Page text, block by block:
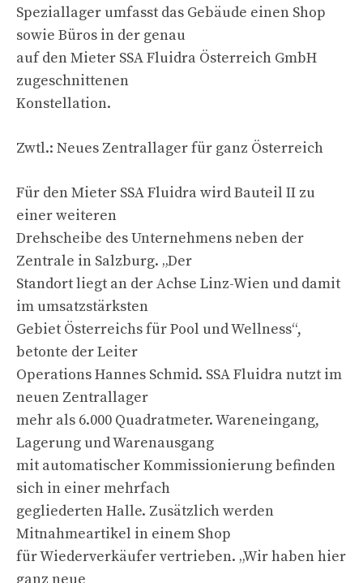
Speziallager umfasst das Gebäude einen Shop
sowie Büros in der genau
auf den Mieter SSA Fluidra Österreich GmbH
zugeschnittenen
Konstellation.
Zwtl.: Neues Zentrallager für ganz Österreich
Für den Mieter SSA Fluidra wird Bauteil II zu
einer weiteren
Drehscheibe des Unternehmens neben der
Zentrale in Salzburg. „Der
Standort liegt an der Achse Linz-Wien und damit
im umsatzstärksten
Gebiet Österreichs für Pool und Wellness“,
betonte der Leiter
Operations Hannes Schmid. SSA Fluidra nutzt im
neuen Zentrallager
mehr als 6.000 Quadratmeter. Wareneingang,
Lagerung und Warenausgang
mit automatischer Kommissionierung befinden
sich in einer mehrfach
gegliederten Halle. Zusätzlich werden
Mitnahmeartikel in einem Shop
für Wiederverkäufer vertrieben. „Wir haben hier
ganz neue